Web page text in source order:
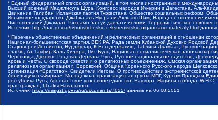
* Единый федеральный список организаций, в том числе иностранных и
Высший военный Маджлисуль Шура, Конгресс народов Ичкерии и Дагестана, Аль-
Движение Талибан, Исламская партия Туркестана, Общество социальных реформ,
Исламское государство, Джабха аль-Нусра ли-Ахль аш-Шам, Народное ополчение
Чистопольский Джамаат, Рохнамо ба суи давлати исломи, Террористическое
Источник: http://nac.gov.ru/terroristicheskie-i-ekstremistskie-organizacii-i-materialy.html
* Перечень общественных объединений и религиозных организаций в отношении
Национал-большевистская партия, ВЕК РА, Рада земли Кубанской Духовно Родовой
Староверов-Инглингов, Нурджулар, К Богодержавию, Таблиги Джамаат, Русское
славян, Ат-Такфир Валь-Хиджра, Пит Буль, Национал-социалистическая рабочая
Череповца, Духовно-Родовая Держава Русь, Русское национальное единство,
Кровь и Честь, О свободе совести и о религиозных объединениях, Омская
религиозная организация п. Боровский, Община Коренного Русского народа
организация «Братство», Свидетели Иеговы, О противодействии экстремистской
болельщиков «Фирма», Молодежная правозащитная группа МПГ, Курсом Правды и
республика Русь, Арестантское уголовное единство, Башкорт, Нация и свобода,
прав граждан, Штабы Навального
Источник: https://minjust.gov.ru/ru/documents/7822/ данные на 06.08.2021